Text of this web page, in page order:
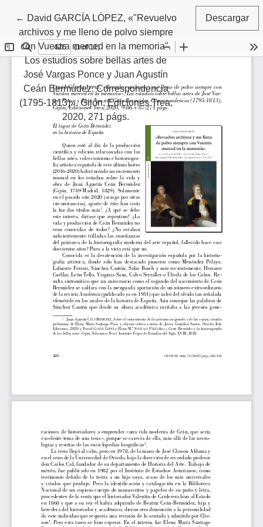
← Volver a los detalles del artículo
David GARCÍA LÓPEZ, «"Revuelvo
archivos y me lleno de polvo siempre
con Vuestra merced en la memoria".
Los estudios sobre bellas artes de
José Vargas Ponce y Juan Agustín
Ceán Bermúdez. Correspondencia
(1795-1813)», Gijón, Ediciones Trea,
2020, 271 págs.
Descargar